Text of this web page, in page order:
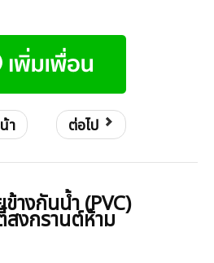
า ต่อไป
ข้างกันน้ำ (PVC)
สงกรานต์ห้าม